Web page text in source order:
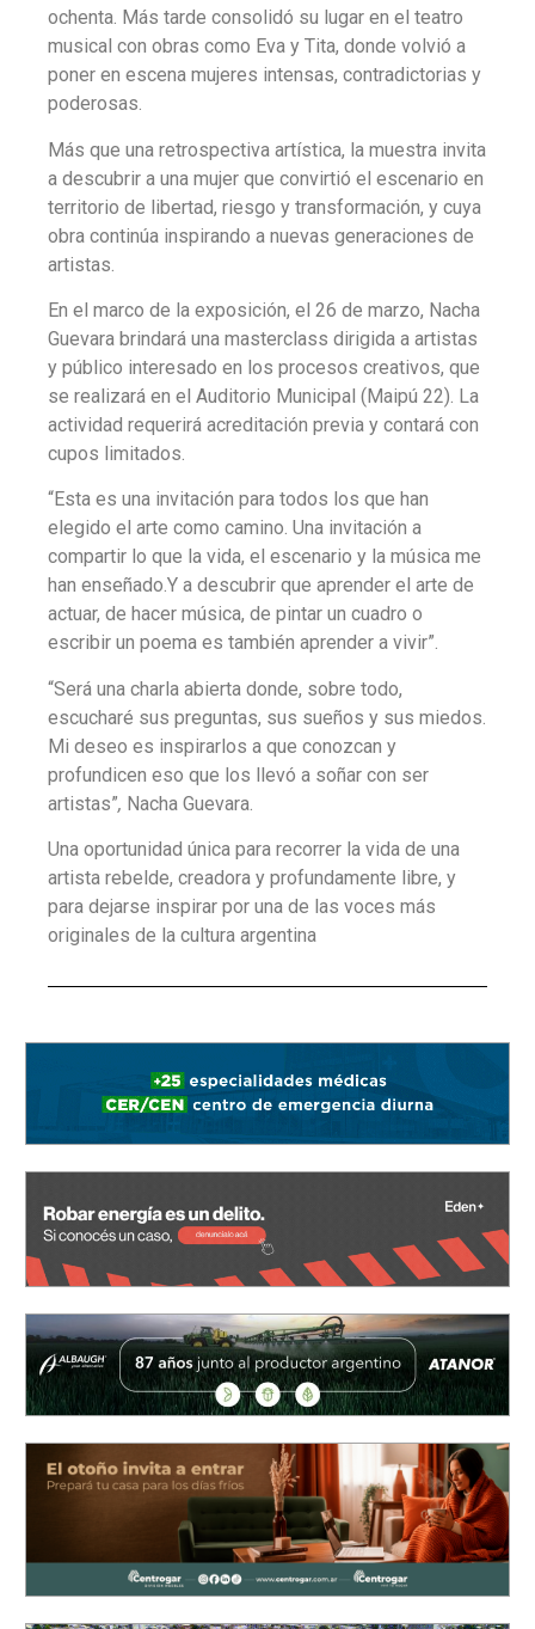
ochenta. Más tarde consolidó su lugar en el teatro
musical con obras como Eva y Tita, donde volvió a
poner en escena mujeres intensas, contradictorias y
poderosas.
Más que una retrospectiva artística, la muestra invita
a descubrir a una mujer que convirtió el escenario en
territorio de libertad, riesgo y transformación, y cuya
obra continúa inspirando a nuevas generaciones de
artistas.
En el marco de la exposición, el 26 de marzo, Nacha
Guevara brindará una masterclass dirigida a artistas
y público interesado en los procesos creativos, que
se realizará en el Auditorio Municipal (Maipú 22). La
actividad requerirá acreditación previa y contará con
cupos limitados.
“Esta es una invitación para todos los que han
elegido el arte como camino. Una invitación a
compartir lo que la vida, el escenario y la música me
han enseñado.Y a descubrir que aprender el arte de
actuar, de hacer música, de pintar un cuadro o
escribir un poema es también aprender a vivir”.
“Será una charla abierta donde, sobre todo,
escucharé sus preguntas, sus sueños y sus miedos.
Mi deseo es inspirarlos a que conozcan y
profundicen eso que los llevó a soñar con ser
artistas”, Nacha Guevara.
Una oportunidad única para recorrer la vida de una
artista rebelde, creadora y profundamente libre, y
para dejarse inspirar por una de las voces más
originales de la cultura argentina